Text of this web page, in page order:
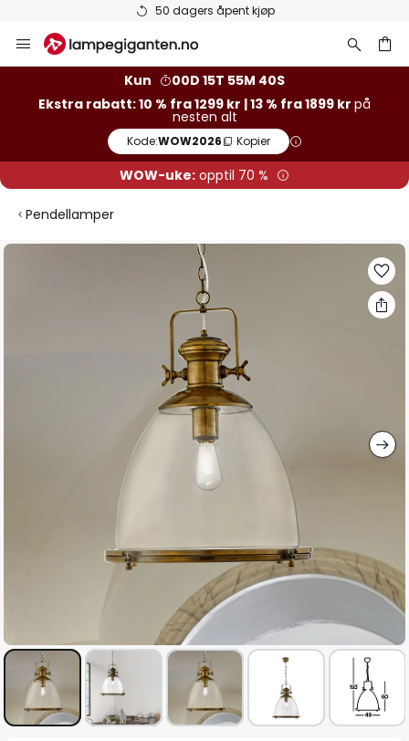
50 dagers åpent kjøp
Hopp
til
Kun
00D 15T 55M 40S
Ekstra rabatt: 10 % fra 1299 kr | 13 % fra 1899 kr på
nesten alt
Kode:WOW2026 Kopier
WOW-uke: opptil 70 %
Pendellamper
Gå